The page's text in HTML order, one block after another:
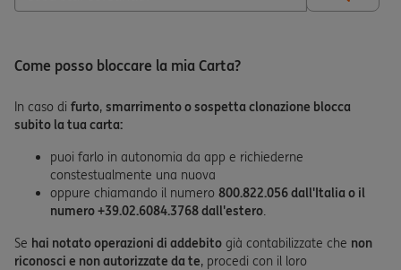
Come posso bloccare la mia Carta?
In caso di furto, smarrimento o sospetta clonazione blocca
subito la tua carta:
puoi farlo in autonomia da app e richiederne
constestualmente una nuova
oppure chiamando il numero 800.822.056 dall'Italia o il
numero +39.02.6084.3768 dall'estero.
Se hai notato operazioni di addebito già contabilizzate che non
riconosci e non autorizzate da te, procedi con il loro